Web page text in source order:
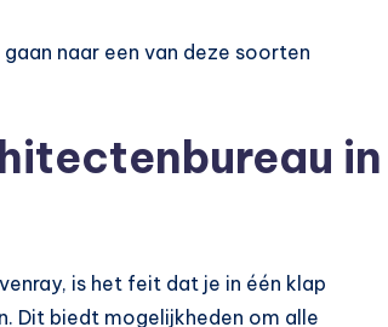
naar een van deze soorten
in
is het feit dat je in één klap
Dit biedt mogelijkheden om alle